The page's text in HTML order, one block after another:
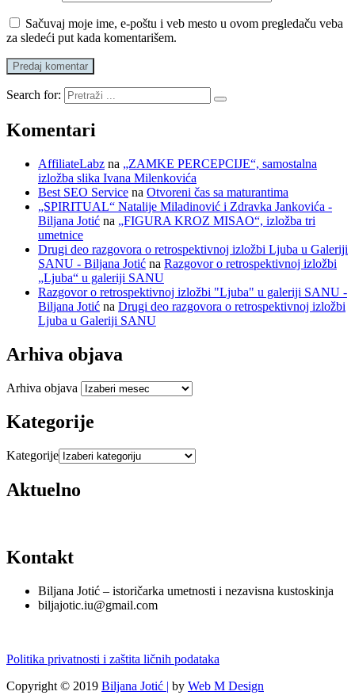
Sačuvaj moje ime, e-poštu i veb mesto u ovom pregledaču veba
za sledeći put kada komentarišem.
Search for:
Komentari
AffiliateLabz na „ZAMKE PERCEPCIJE“, samostalna
izložba slika Ivana Milenkovića
Best SEO Service na Otvoreni čas sa maturantima
„SPIRITUAL“ Natalije Miladinović i Zdravka Jankovića -
Biljana Jotić na „FIGURA KROZ MISAO“, izložba tri
umetnice
Drugi deo razgovora o retrospektivnoj izložbi Ljuba u Galeriji
SANU - Biljana Jotić na Razgovor o retrospektivnoj izložbi
„Ljuba“ u galeriji SANU
Razgovor o retrospektivnoj izložbi "Ljuba" u galeriji SANU -
Biljana Jotić na Drugi deo razgovora o retrospektivnoj izložbi
Ljuba u Galeriji SANU
Arhiva objava
Arhiva objava
Kategorije
Kategorije
Aktuelno
Kontakt
Biljana Jotić – istoričarka umetnosti i nezavisna kustoskinja
biljajotic.iu@gmail.com
Politika privatnosti i zaštita ličnih podataka
Copyright © 2019 Biljana Jotić | by Web M Design